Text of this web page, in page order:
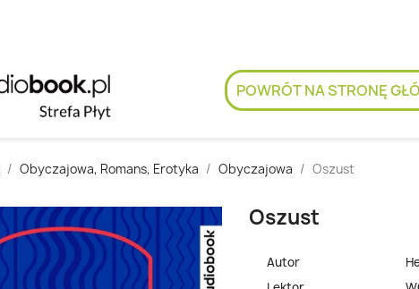
POWRÓT NA STRONĘ
Obyczajowa, Romans, Erotyka Obyczajowa Oszust
Oszust
Autor